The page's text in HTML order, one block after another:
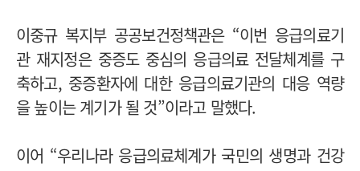
이중규 복지부 공공보건정책관은 “이번 응급의료기
관 재지정은 중증도 중심의 응급의료 전달체계를 구
축하고, 중증환자에 대한 응급의료기관의 대응 역량
을 높이는 계기가 될 것”이라고 말했다.
이어 “우리나라 응급의료체계가 국민의 생명과 건강